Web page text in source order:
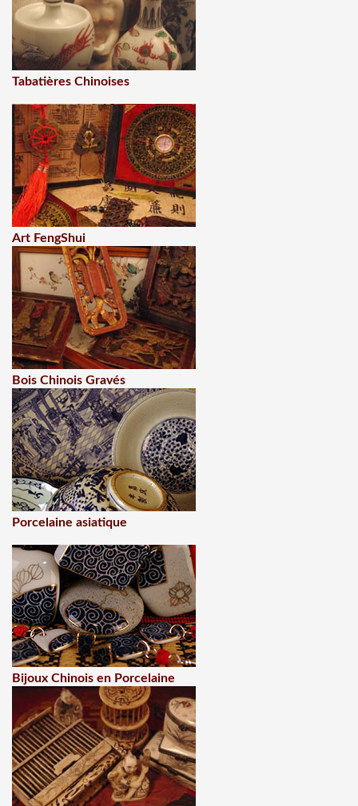
Tabatières Chinoises
Art FengShui
Bois Chinois Gravés
Porcelaine asiatique
Bijoux Chinois en Porcelaine